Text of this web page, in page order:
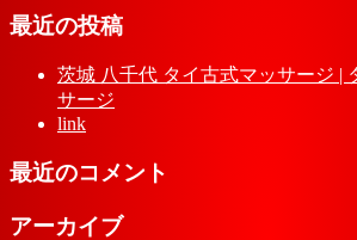
最近の投稿
茨城 八千代 タイ古式マッサージ |
サージ
link
最近のコメント
アーカイブ